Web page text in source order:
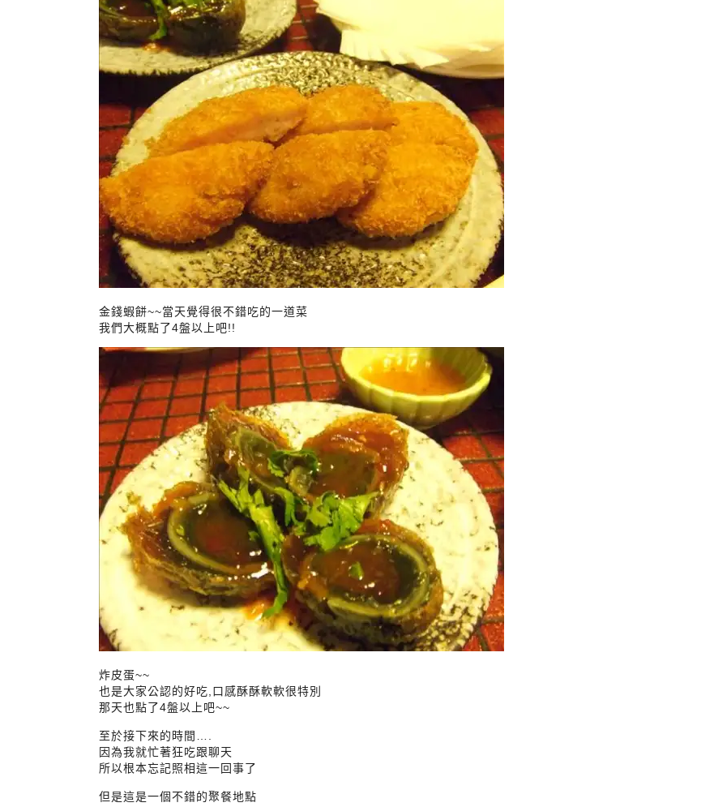
金錢蝦餅~~當天覺得很不錯吃的一道菜
我們大概點了4盤以上吧!!
炸皮蛋~~
也是大家公認的好吃,口感酥酥軟軟很特別
那天也點了4盤以上吧~~
至於接下來的時間….
因為我就忙著狂吃跟聊天
所以根本忘記照相這一回事了
但是這是一個不錯的聚餐地點